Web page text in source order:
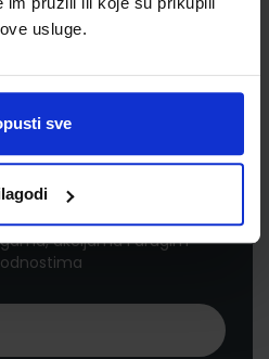
usluge.
sve
prijava
informacije o novim
akcijama i drugim